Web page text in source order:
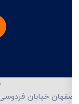
خیابان فردوسی